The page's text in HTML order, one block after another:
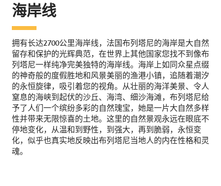
海岸线
拥有长达2700公里海岸线，法国布列塔尼的海岸是大自然
留存和保护的光辉典范，在世界上其他国家您找不到像布
列塔尼一样纯净完美独特的海岸线。海岸上如同众星点缀
的神奇般的度假胜地和风景美丽的渔港小镇，追随着潮汐
的永恒旋律，吸引着您的视角。从壮丽的海洋美景、令人
窒息的海峡到起伏的沙丘、海湾、细沙海滩，布列塔尼给
予了人们一个缤纷多彩的自然瑰宝，她是一片大自然多样
性并带来无限惊喜的土地。这里的自然景观永远在眼底不
停地变化，从温和到野性，到强大，再到脆弱，永恒变
化，似乎也真实地反映出布列塔尼当地人的内在性格和灵
魂。